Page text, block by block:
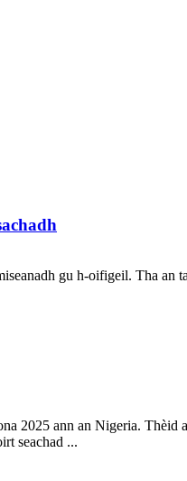
gu h-oifigeil. Tha an
2025 ann an Nigeria. Thèid
seachad ...